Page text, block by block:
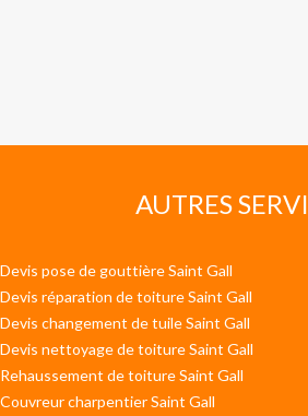
AUTRES
Devis pose de gouttière Saint Gall
Devis réparation de toiture Saint Gall
Devis changement de tuile Saint Gall
Devis nettoyage de toiture Saint Gall
Rehaussement de toiture Saint Gall
Couvreur charpentier Saint Gall